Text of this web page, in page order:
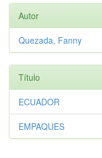
Autor
Quezada, Fanny
Título
ECUADOR
EMPAQUES